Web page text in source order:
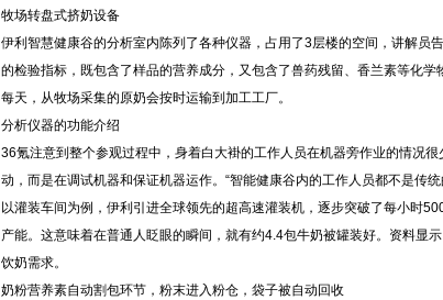
牧场转盘式挤奶设备
伊利智慧健康谷的分析室内陈列了各种仪器，占用了3层楼的空间，讲解员
的检验指标，既包含了样品的营养成分，又包含了兽药残留、香兰素等化学
每天，从牧场采集的原奶会按时运输到加工工厂。
分析仪器的功能介绍
36氪注意到整个参观过程中，身着白大褂的工作人员在机器旁作业的情况
动，而是在调试机器和保证机器运作。“智能健康谷内的工作人员都不是传
以灌装车间为例，伊利引进全球领先的超高速灌装机，逐步突破了每小时
产能。这意味着在普通人眨眼的瞬间，就有约4.4包牛奶被罐装好。资料显
饮奶需求。
奶粉营养素自动割包环节，粉末进入粉仓，袋子被自动回收